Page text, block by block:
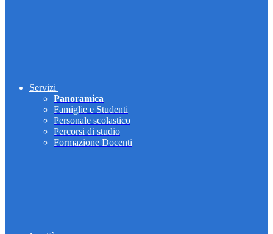
Servizi
Panoramica
Famiglie e Studenti
Personale scolastico
Percorsi di studio
Formazione Docenti